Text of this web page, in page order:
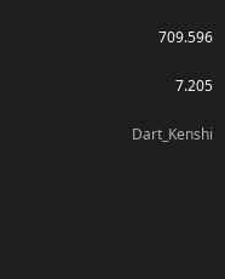
709.596
7.205
Dart_Kenshi